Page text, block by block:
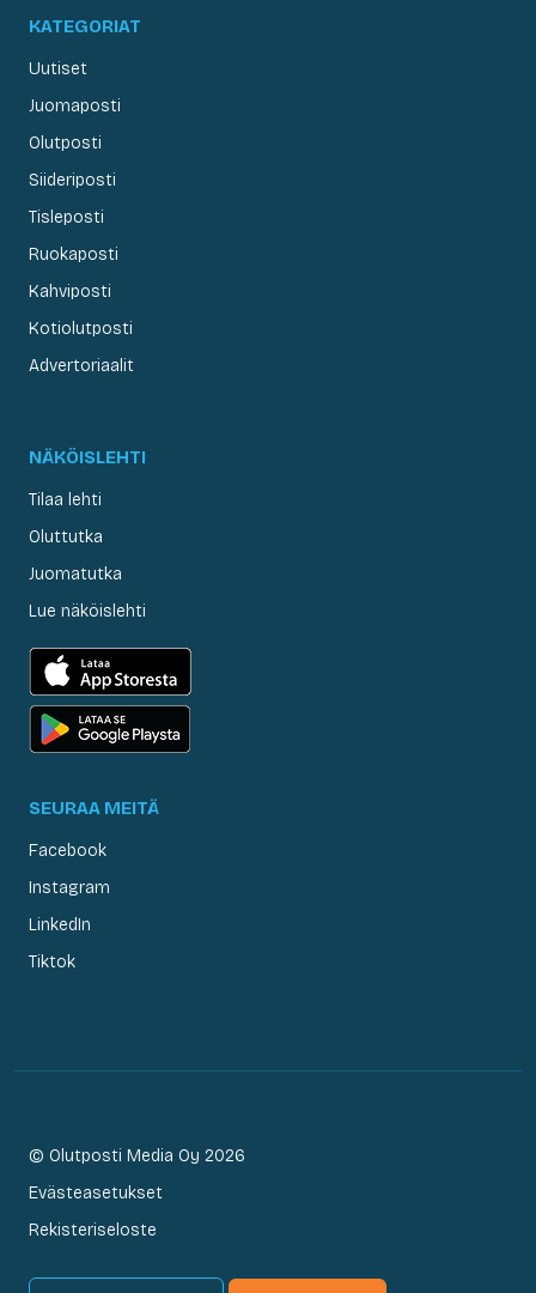
KATEGORIAT
Uutiset
Juomaposti
Olutposti
Siideriposti
Tisleposti
Ruokaposti
Kahviposti
Kotiolutposti
Advertoriaalit
NÄKÖISLEHTI
Tilaa lehti
Oluttutka
Juomatutka
Lue näköislehti
SEURAA MEITÄ
Facebook
Instagram
LinkedIn
Tiktok
© Olutposti Media Oy 2026
Evästeasetukset
Rekisteriseloste